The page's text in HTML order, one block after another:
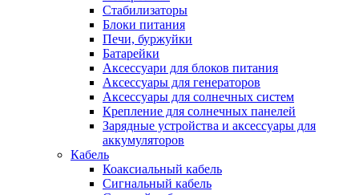
Стабилизаторы
Блоки питания
Печи, буржуйки
Батарейки
Аксессуари для блоков питания
Аксессуары для генераторов
Аксессуары для солнечных систем
Крепление для солнечных панелей
Зарядные устройства и аксессуары для
аккумуляторов
Кабель
Коаксиальный кабель
Сигнальный кабель